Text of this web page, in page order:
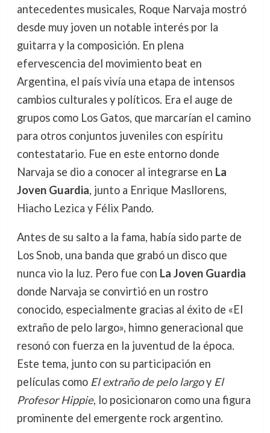
antecedentes musicales, Roque Narvaja mostró
desde muy joven un notable interés por la
guitarra y la composición. En plena
efervescencia del movimiento beat en
Argentina, el país vivía una etapa de intensos
cambios culturales y políticos. Era el auge de
grupos como Los Gatos, que marcarían el camino
para otros conjuntos juveniles con espíritu
contestatario. Fue en este entorno donde
Narvaja se dio a conocer al integrarse en La
Joven Guardia, junto a Enrique Masllorens,
Hiacho Lezica y Félix Pando.
Antes de su salto a la fama, había sido parte de
Los Snob, una banda que grabó un disco que
nunca vio la luz. Pero fue con La Joven Guardia
donde Narvaja se convirtió en un rostro
conocido, especialmente gracias al éxito de «El
extraño de pelo largo», himno generacional que
resonó con fuerza en la juventud de la época.
Este tema, junto con su participación en
películas como El extraño de pelo largoy El
Profesor Hippie, lo posicionaron como una figura
prominente del emergente rock argentino.